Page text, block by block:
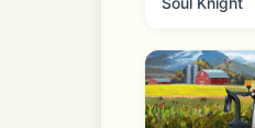
2015年全
献声配音